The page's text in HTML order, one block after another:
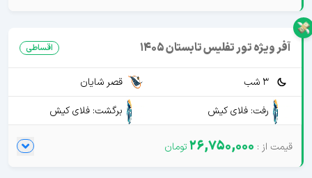
آفر ویژه تور تفلیس تابستان 1405 اقساطی
3 شب
قصر شایان
رفت: فلای کیش
برگشت: فلای کیش
26,750,000